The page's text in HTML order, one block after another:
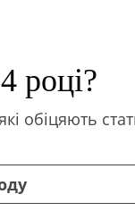
році?
обіцяють